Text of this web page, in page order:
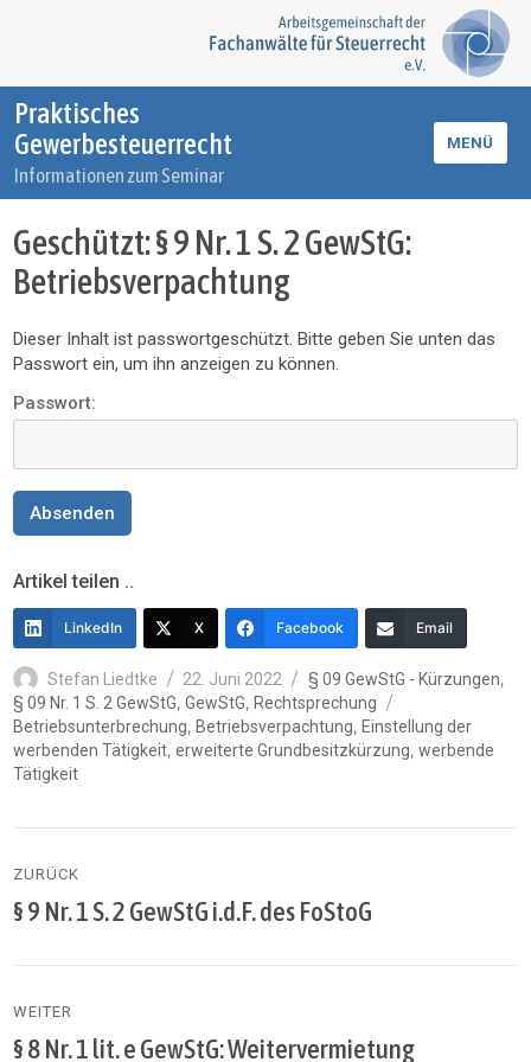
Praktisches
Gewerbesteuerrecht
Informationen zum Seminar
MENÜ
Geschützt: § 9 Nr. 1 S. 2 GewStG:
Betriebsverpachtung
Dieser Inhalt ist passwortgeschützt. Bitte geben Sie unten das
Passwort ein, um ihn anzeigen zu können.
Passwort:
Artikel teilen ..
LinkedIn X Facebook Email
Autor
Stefan Liedtke
Veröffentlicht
am
22. Juni 2022 Kategorien
§ 09 GewStG - Kürzungen,
§ 09 Nr. 1 S. 2 GewStG,GewStG,Rechtsprechung
Betriebsunterbrechung,Betriebsverpachtung,Einstellung der
werbenden Tätigkeit,erweiterte Grundbesitzkürzung,werbende
Tätigkeit
ZURÜCK
Vorheriger
§ 9 Nr. 1 S. 2 GewStG i.d.F. des FoStoG
WEITER
Nächster
§ 8 Nr. 1 lit. e GewStG: Weitervermietung